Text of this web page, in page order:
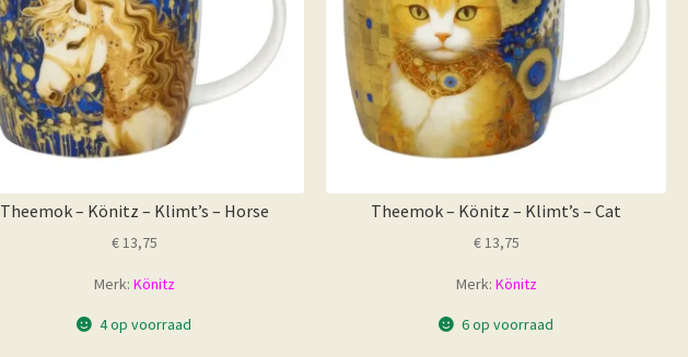
Theemok – Könitz – Klimt’s – Horse
€13,75
Merk: Könitz
4 op voorraad
Theemok – Könitz – Klimt’s – Cat
€13,75
Merk: Könitz
6 op voorraad